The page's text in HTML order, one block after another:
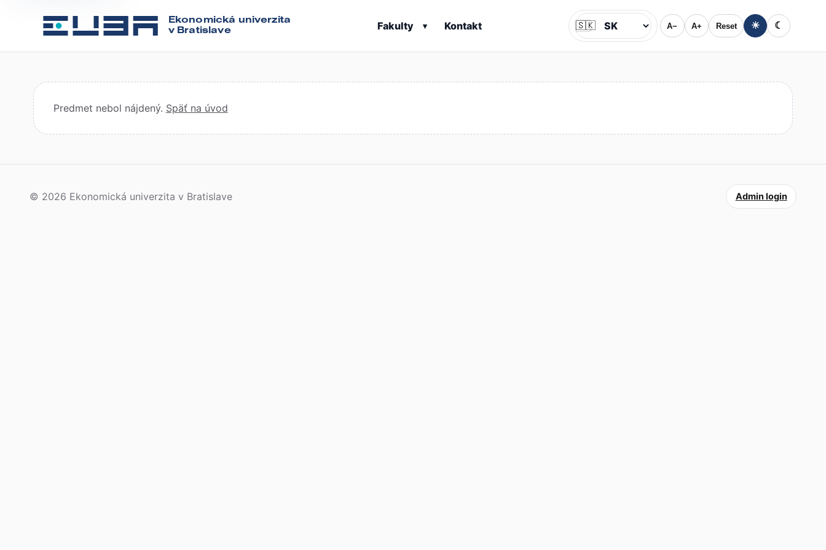
Ekonomická univerzita
v Bratislave
Fakulty ▾ Kontakt Jazyk
🇸🇰 A− A+ Reset ☀ ☾
Predmet nebol nájdený. Späť na úvod
© 2026 Ekonomická univerzita v Bratislave Admin login